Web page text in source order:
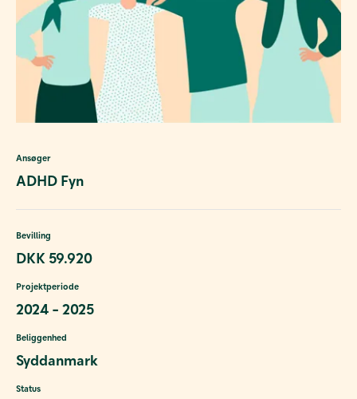
Ansøger
ADHD Fyn
Bevilling
DKK 59.920
Projektperiode
2024 - 2025
Beliggenhed
Syddanmark
Status